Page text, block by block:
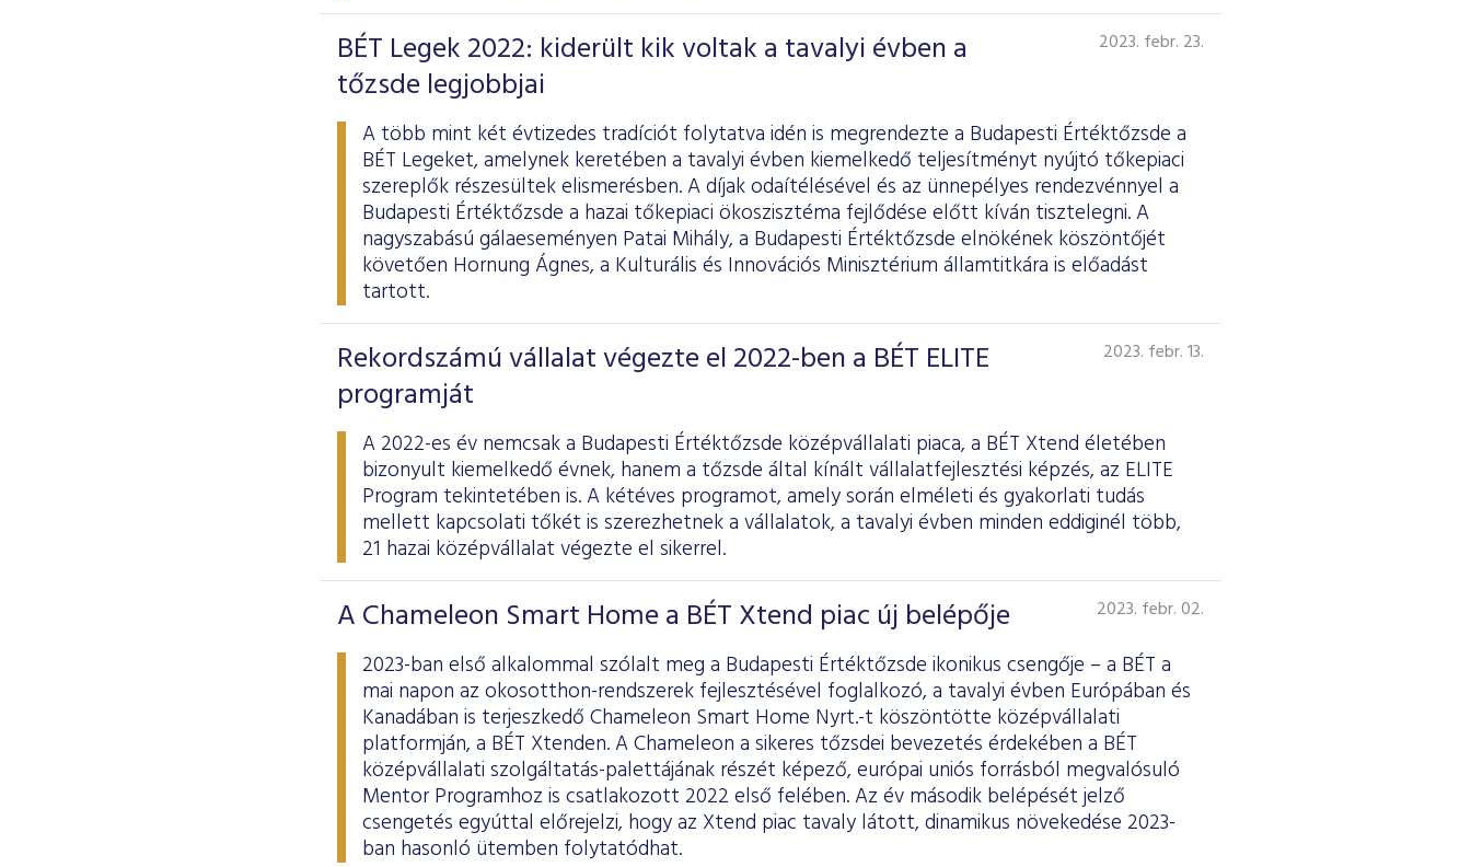
BÉT Legek 2022: kiderült kik voltak a tavalyi évben a
tőzsde legjobbjai
2023. febr. 23.
A több mint két évtizedes tradíciót folytatva idén is megrendezte a Budapesti Értéktőzsde a
BÉT Legeket, amelynek keretében a tavalyi évben kiemelkedő teljesítményt nyújtó tőkepiaci
szereplők részesültek elismerésben. A díjak odaítélésével és az ünnepélyes rendezvénnyel a
Budapesti Értéktőzsde a hazai tőkepiaci ökoszisztéma fejlődése előtt kíván tisztelegni. A
nagyszabású gálaeseményen Patai Mihály, a Budapesti Értéktőzsde elnökének köszöntőjét
követően Hornung Ágnes, a Kulturális és Innovációs Minisztérium államtitkára is előadást
tartott.
Rekordszámú vállalat végezte el 2022-ben a BÉT ELITE
programját
2023. febr. 13.
A 2022-es év nemcsak a Budapesti Értéktőzsde középvállalati piaca, a BÉT Xtend életében
bizonyult kiemelkedő évnek, hanem a tőzsde által kínált vállalatfejlesztési képzés, az ELITE
Program tekintetében is. A kétéves programot, amely során elméleti és gyakorlati tudás
mellett kapcsolati tőkét is szerezhetnek a vállalatok, a tavalyi évben minden eddiginél több,
21 hazai középvállalat végezte el sikerrel.
A Chameleon Smart Home a BÉT Xtend piac új belépője 2023. febr. 02.
2023-ban első alkalommal szólalt meg a Budapesti Értéktőzsde ikonikus csengője – a BÉT a
mai napon az okosotthon-rendszerek fejlesztésével foglalkozó, a tavalyi évben Európában és
Kanadában is terjeszkedő Chameleon Smart Home Nyrt.-t köszöntötte középvállalati
platformján, a BÉT Xtenden. A Chameleon a sikeres tőzsdei bevezetés érdekében a BÉT
középvállalati szolgáltatás-palettájának részét képező, európai uniós forrásból megvalósuló
Mentor Programhoz is csatlakozott 2022 első felében. Az év második belépését jelző
csengetés egyúttal előrejelzi, hogy az Xtend piac tavaly látott, dinamikus növekedése 2023-
ban hasonló ütemben folytatódhat.